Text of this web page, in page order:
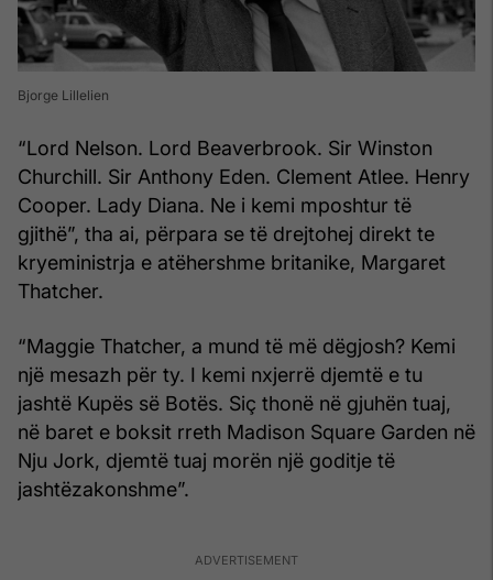
Bjorge Lillelien
“Lord Nelson. Lord Beaverbrook. Sir Winston
Churchill. Sir Anthony Eden. Clement Atlee. Henry
Cooper. Lady Diana. Ne i kemi mposhtur të
gjithë”, tha ai, përpara se të drejtohej direkt te
kryeministrja e atëhershme britanike, Margaret
Thatcher.
“Maggie Thatcher, a mund të më dëgjosh? Kemi
një mesazh për ty. I kemi nxjerrë djemtë e tu
jashtë Kupës së Botës. Siç thonë në gjuhën tuaj,
në baret e boksit rreth Madison Square Garden në
Nju Jork, djemtë tuaj morën një goditje të
jashtëzakonshme”.